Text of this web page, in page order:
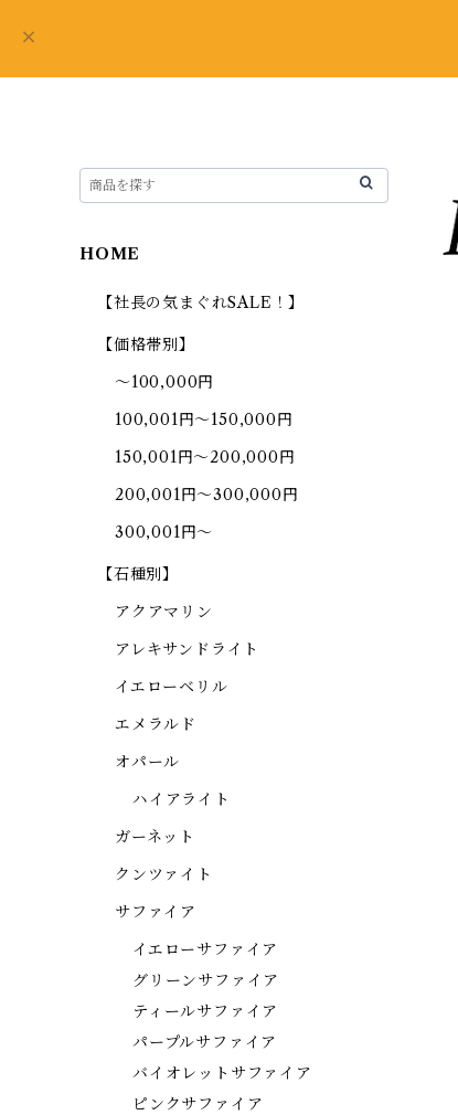
HOME
【社長の気まぐれSALE！】
【価格帯別】
～100,000円
100,001円～150,000円
150,001円～200,000円
200,001円～300,000円
300,001円～
【石種別】
アクアマリン
アレキサンドライト
イエローベリル
エメラルド
オパール
ハイアライト
ガーネット
クンツァイト
サファイア
イエローサファイア
グリーンサファイア
ティールサファイア
パープルサファイア
バイオレットサファイア
ピンクサファイア